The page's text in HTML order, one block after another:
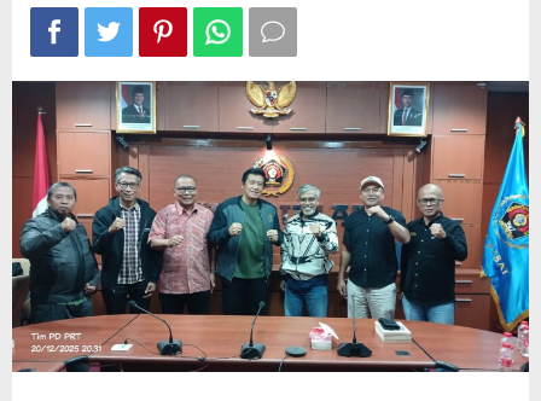
Siap
Disahkan
di
Konkernas
2026